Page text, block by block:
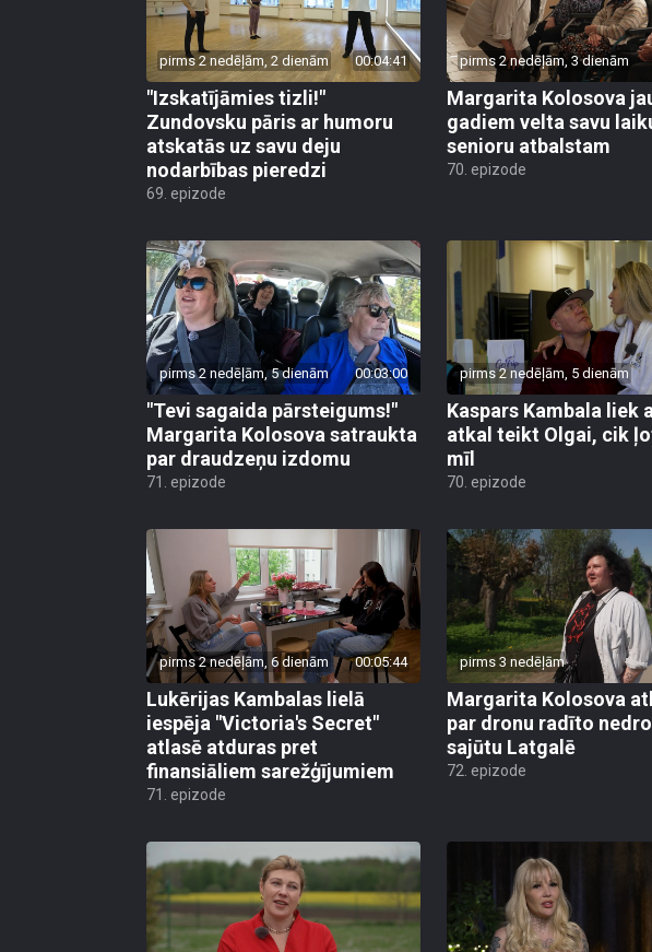
pirms 2 nedēļām, 2 dienām 00:04:41
"Izskatījāmies tizli!"
Zundovsku pāris ar humoru
atskatās uz savu deju
nodarbības pieredzi
69. epizode
pirms 2 nedēļām, 3 dienām
Margarita Kolosova
gadiem velta savu
senioru atbalstam
70. epizode
pirms 2 nedēļām, 5 dienām 00:03:00
"Tevi sagaida pārsteigums!"
Margarita Kolosova satraukta
par draudzeņu izdomu
71. epizode
pirms 2 nedēļām, 5 dienām
Kaspars Kambala liek
atkal teikt Olgai, cik
mīl
70. epizode
pirms 2 nedēļām, 6 dienām 00:05:44
Lukērijas Kambalas lielā
iespēja "Victoria's Secret"
atlasē atduras pret
finansiāliem sarežģījumiem
71. epizode
pirms 3 nedēļām
Margarita Kolosova
par dronu radīto
sajūtu Latgalē
72. epizode